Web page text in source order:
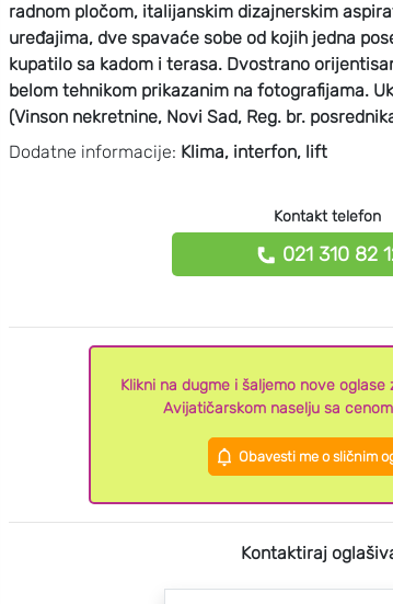
radnom pločom, italijanskim dizajnerskim
uređajima, dve spavaće sobe od kojih jedna
kupatilo sa kadom i terasa. Dvostrano
belom tehnikom prikazanim na fotografijama.
(Vinson nekretnine, Novi Sad, Reg. br.
Dodatne informacije: Klima, interfon, lift
Kontakt telefon
021 310 82
Klikni na dugme i šaljemo nove
Avijatičarskom naselju sa
Obavesti me o sličnim
Kontaktiraj